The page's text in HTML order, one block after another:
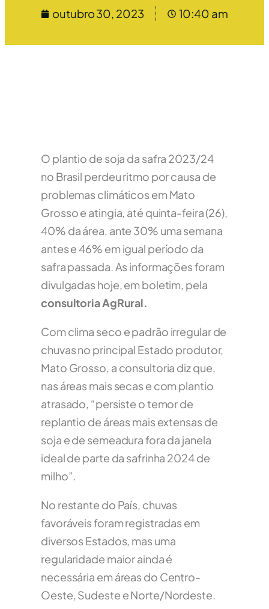
outubro 30, 2023 10:40 am
O plantio de soja da safra 2023/24
no Brasil perdeu ritmo por causa de
problemas climáticos em Mato
Grosso e atingia, até quinta-feira (26),
40% da área, ante 30% uma semana
antes e 46% em igual período da
safra passada. As informações foram
divulgadas hoje, em boletim, pela
consultoria AgRural.
Com clima seco e padrão irregular de
chuvas no principal Estado produtor,
Mato Grosso, a consultoria diz que,
nas áreas mais secas e com plantio
atrasado, “persiste o temor de
replantio de áreas mais extensas de
soja e de semeadura fora da janela
ideal de parte da safrinha 2024 de
milho”.
No restante do País, chuvas
favoráveis foram registradas em
diversos Estados, mas uma
regularidade maior ainda é
necessária em áreas do Centro-
Oeste, Sudeste e Norte/Nordeste.